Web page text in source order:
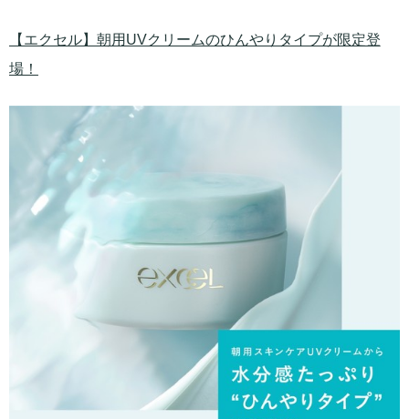
【エクセル】朝用UVクリームのひんやりタイプが限定登
場！